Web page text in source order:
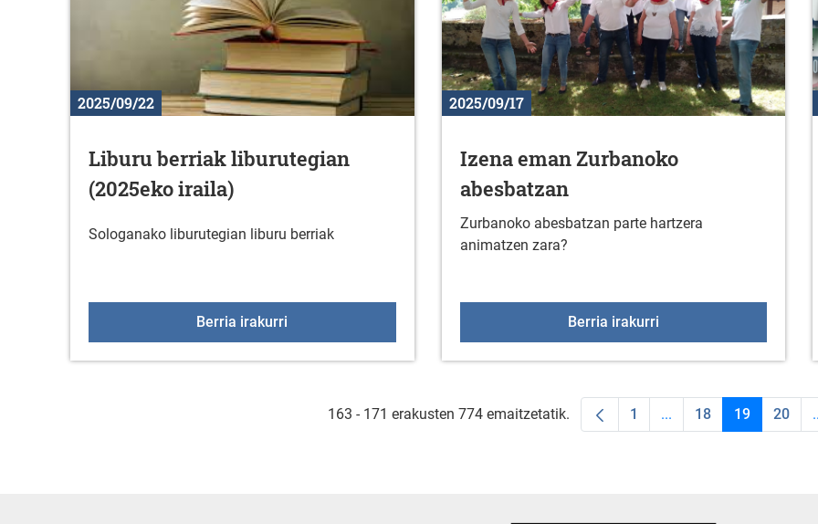
2025/09/22
Liburu berriak liburutegian
(2025eko iraila)
Sologanako liburutegian liburu berriak
Berria irakurri Liburu berriak liburutegian (2025eko iraila)
2025/09/17
Izena eman Zurbanoko
abesbatzan
Zurbanoko abesbatzan parte hartzera
animatzen zara?
Berria irakurriIzena eman Zurbanoko
163 - 171 erakusten 774 emaitzetatik. Orrialdea
1 ...Intermediate Pages Use
Orrialdea
18 Orrialdea
19 20